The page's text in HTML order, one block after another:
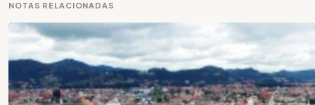
NOTAS RELACIONADAS